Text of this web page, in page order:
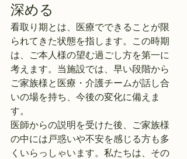
深める
看取り期とは、医療でできることが限
られてきた状態を指します。この時期
は、ご本人様の望む過ごし方を第一に
考えます。当施設では、早い段階から
ご家族様と医療・介護チームが話し合
いの場を持ち、今後の変化に備えま
す。
医師からの説明を受けた後、ご家族様
の中には戸惑いや不安を感じる方も多
くいらっしゃいます。私たちは、その